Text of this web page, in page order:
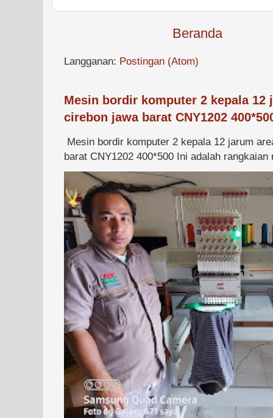
Beranda
Langganan: Postingan (Atom)
Mesin bordir komputer 2 kepala 12
cirebon jawa barat CNY1202
Mesin bordir komputer 2 kepala 12 jarum
barat CNY1202 400*500 Ini adalah